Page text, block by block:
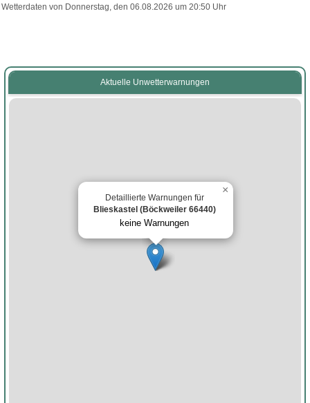
Wetterdaten von Donnerstag, den 06.08.2026 um 20:50 Uhr
Aktuelle Unwetterwarnungen
Detaillierte Warnungen für
Blieskastel (Böckweiler 66440)
keine Warnungen
×